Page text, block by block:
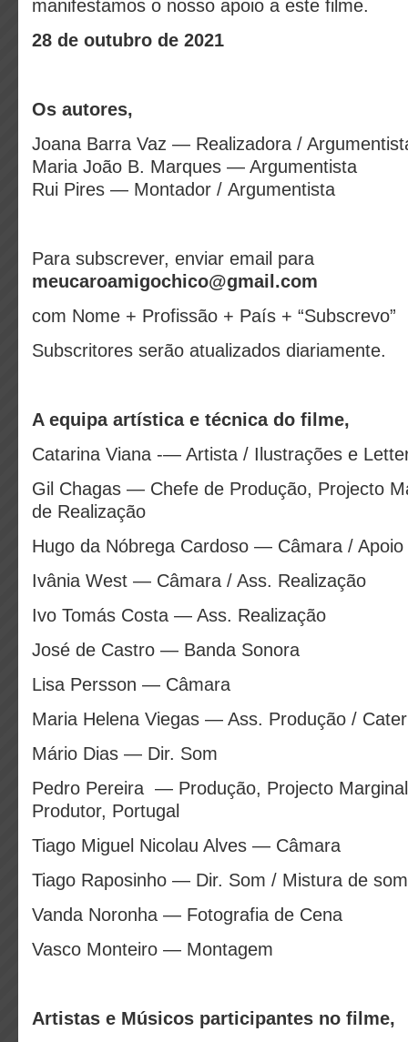
manifestamos o nosso apoio a este filme.
28 de outubro de 2021
Os autores,
Joana Barra Vaz — Realizadora /
Maria João B. Marques — Argumentista
Rui Pires — Montador / Argumentista
Para subscrever, enviar email para
meucaroamigochico@gmail.com
com Nome + Profissão + País + “Subscrevo”
Subscritores serão atualizados diariamente.
A equipa artística e técnica do filme,
Catarina Viana -— Artista / Ilustrações e
Gil Chagas — Chefe de Produção, Projecto
de Realização
Hugo da Nóbrega Cardoso — Câmara / Apoio
Ivânia West — Câmara / Ass. Realização
Ivo Tomás Costa — Ass. Realização
José de Castro — Banda Sonora
Lisa Persson — Câmara
Maria Helena Viegas — Ass. Produção /
Mário Dias — Dir. Som
Pedro Pereira — Produção, Projecto
Produtor, Portugal
Tiago Miguel Nicolau Alves — Câmara
Tiago Raposinho — Dir. Som / Mistura de som
Vanda Noronha — Fotografia de Cena
Vasco Monteiro — Montagem
Artistas e Músicos participantes no filme,